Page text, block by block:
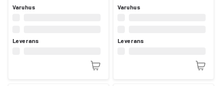
Varuhus
Leverans
Varuhus
Leverans